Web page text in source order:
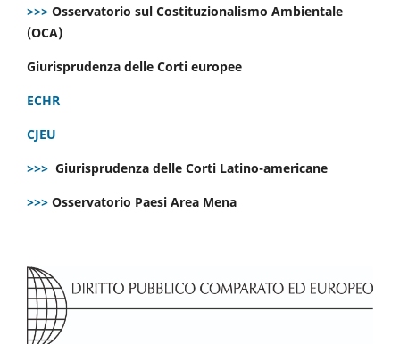
>>> Osservatorio sul Costituzionalismo Ambientale
(OCA)
Giurisprudenza delle Corti europee
ECHR
CJEU
>>> Giurisprudenza delle Corti Latino-americane
>>> Osservatorio Paesi Area Mena